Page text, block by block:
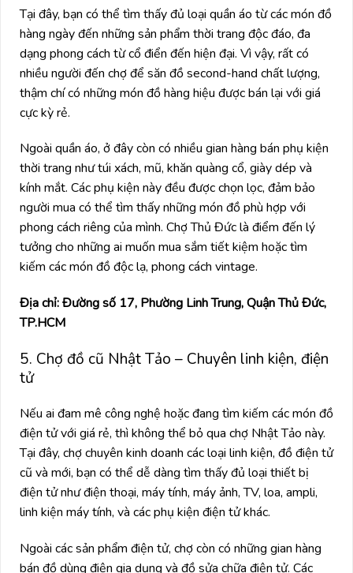
Tại đây, bạn có thể tìm thấy đủ loại quần áo từ các món đồ
hàng ngày đến những sản phẩm thời trang độc đáo, đa
dạng phong cách từ cổ điển đến hiện đại. Vì vậy, rất có
nhiều người đến chợ để săn đồ second-hand chất lượng,
thậm chí có những món đồ hàng hiệu được bán lại với giá
cực kỳ rẻ.
Ngoài quần áo, ở đây còn có nhiều gian hàng bán phụ kiện
thời trang như túi xách, mũ, khăn quàng cổ, giày dép và
kính mắt. Các phụ kiện này đều được chọn lọc, đảm bảo
người mua có thể tìm thấy những món đồ phù hợp với
phong cách riêng của mình. Chợ Thủ Đức là điểm đến lý
tưởng cho những ai muốn mua sắm tiết kiệm hoặc tìm
kiếm các món đồ độc lạ, phong cách vintage.
Địa chỉ: Đường số 17, Phường Linh Trung, Quận Thủ Đức,
TP.HCM
5. Chợ đồ cũ Nhật Tảo – Chuyên linh kiện, điện
tử
Nếu ai đam mê công nghệ hoặc đang tìm kiếm các món đồ
điện tử với giá rẻ, thì không thể bỏ qua chợ Nhật Tảo này.
Tại đây, chợ chuyên kinh doanh các loại linh kiện, đồ điện tử
cũ và mới, bạn có thể dễ dàng tìm thấy đủ loại thiết bị
điện tử như điện thoại, máy tính, máy ảnh, TV, loa, ampli,
linh kiện máy tính, và các phụ kiện điện tử khác.
Ngoài các sản phẩm điện tử, chợ còn có những gian hàng
bán đồ dùng điện gia dụng và đồ sửa chữa điện tử. Các